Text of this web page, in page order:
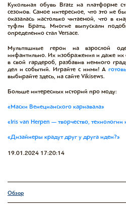
Кукольная обувь Bratz на платформе
сезонов. Самое интересное, что это не
оказалась настолько читаемой, что в
туфли Братц. Многие выпускали
определенно стал Versace.
Мультяшные герои на взрослой
инфантильно. Их изображения и даже
в свой гардероб, разбавив немного
дел и событий. Играйте с ними! А
выбирайте здесь, на сайте Vikisews.
Больше интересных историй про моду:
«Маски Венецианского карнавала»
«Iris van Herpen — творчество,
«Дизайнеры крадут друг у друга идеи?»
19.01.2024 17:20:14
Обзор